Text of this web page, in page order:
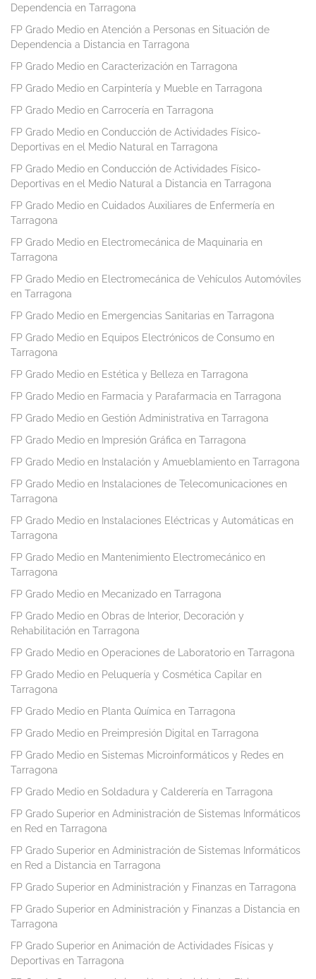
Dependencia en Tarragona
FP Grado Medio en Atención a Personas en Situación de
Dependencia a Distancia en Tarragona
FP Grado Medio en Caracterización en Tarragona
FP Grado Medio en Carpintería y Mueble en Tarragona
FP Grado Medio en Carrocería en Tarragona
FP Grado Medio en Conducción de Actividades Físico-
Deportivas en el Medio Natural en Tarragona
FP Grado Medio en Conducción de Actividades Físico-
Deportivas en el Medio Natural a Distancia en Tarragona
FP Grado Medio en Cuidados Auxiliares de Enfermería en
Tarragona
FP Grado Medio en Electromecánica de Maquinaria en
Tarragona
FP Grado Medio en Electromecánica de Vehículos Automóviles
en Tarragona
FP Grado Medio en Emergencias Sanitarias en Tarragona
FP Grado Medio en Equipos Electrónicos de Consumo en
Tarragona
FP Grado Medio en Estética y Belleza en Tarragona
FP Grado Medio en Farmacia y Parafarmacia en Tarragona
FP Grado Medio en Gestión Administrativa en Tarragona
FP Grado Medio en Impresión Gráfica en Tarragona
FP Grado Medio en Instalación y Amueblamiento en Tarragona
FP Grado Medio en Instalaciones de Telecomunicaciones en
Tarragona
FP Grado Medio en Instalaciones Eléctricas y Automáticas en
Tarragona
FP Grado Medio en Mantenimiento Electromecánico en
Tarragona
FP Grado Medio en Mecanizado en Tarragona
FP Grado Medio en Obras de Interior, Decoración y
Rehabilitación en Tarragona
FP Grado Medio en Operaciones de Laboratorio en Tarragona
FP Grado Medio en Peluquería y Cosmética Capilar en
Tarragona
FP Grado Medio en Planta Química en Tarragona
FP Grado Medio en Preimpresión Digital en Tarragona
FP Grado Medio en Sistemas Microinformáticos y Redes en
Tarragona
FP Grado Medio en Soldadura y Calderería en Tarragona
FP Grado Superior en Administración de Sistemas Informáticos
en Red en Tarragona
FP Grado Superior en Administración de Sistemas Informáticos
en Red a Distancia en Tarragona
FP Grado Superior en Administración y Finanzas en Tarragona
FP Grado Superior en Administración y Finanzas a Distancia en
Tarragona
FP Grado Superior en Animación de Actividades Físicas y
Deportivas en Tarragona